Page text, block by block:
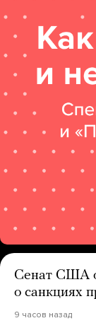
Сенат США
о санкциях
9 часов назад